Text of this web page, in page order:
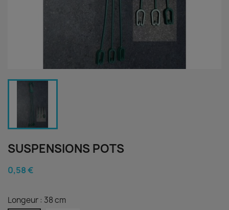
SUSPENSIONS POTS
0,58 €
Longeur : 38 cm